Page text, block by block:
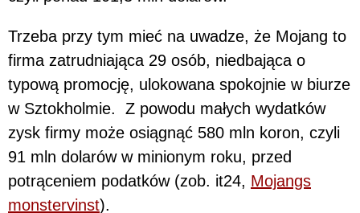
Trzeba przy tym mieć na uwadze, że Mojang to
firma zatrudniająca 29 osób, niedbająca o
typową promocję, ulokowana spokojnie w biurze
w Sztokholmie. Z powodu małych wydatków
zysk firmy może osiągnąć 580 mln koron, czyli
91 mln dolarów w minionym roku, przed
potrąceniem podatków (zob. it24, Mojangs
monstervinst).